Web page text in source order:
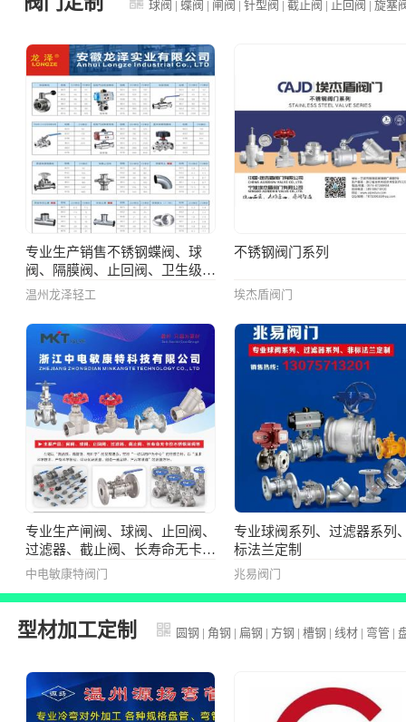
球阀 | 蝶阀 | 闸阀 | 针型阀 | 截止阀 | 止回阀 | 旋塞
专业生产销售不锈钢蝶阀、球
阀、隔膜阀、止回阀、卫生级弯
头、三通、快装接头等管道阀门
温州龙泽轻工
不锈钢阀门系列
埃杰盾阀门
专业生产闸阀、球阀、止回阀、
过滤器、截止阀、长寿命无卡位
不锈钢闸阀等
中电敏康特阀门
专业球阀系列、过滤器系列
标法兰定制
兆易阀门
型材加工定制 圆钢 | 角钢 | 扁钢 | 方钢 | 槽钢 | 线材 | 弯管 |